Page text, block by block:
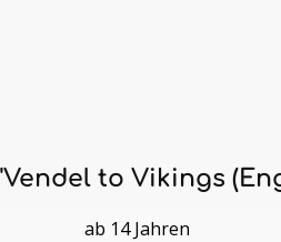
to Vikings
ab 14 Jahren